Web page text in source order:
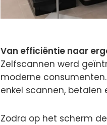
Van efficiëntie naar
Zelfscannen werd
moderne
enkel scannen, betalen
Zodra op het scherm